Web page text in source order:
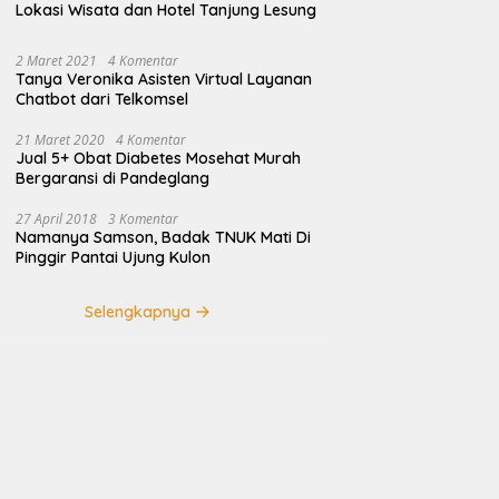
Lokasi Wisata dan Hotel Tanjung Lesung
2 Maret 2021 4 Komentar
Tanya Veronika Asisten Virtual Layanan
Chatbot dari Telkomsel
21 Maret 2020 4 Komentar
Jual 5+ Obat Diabetes Mosehat Murah
Bergaransi di Pandeglang
27 April 2018 3 Komentar
Namanya Samson, Badak TNUK Mati Di
Pinggir Pantai Ujung Kulon
Selengkapnya